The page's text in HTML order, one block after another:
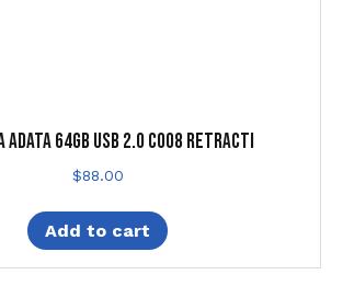
ADATA 64GB USB 2.0 C008 RETRACTI
$88.00
Add to cart